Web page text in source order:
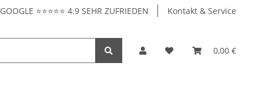
GOOGLE ⭐⭐⭐⭐⭐ 4.9 SEHR ZUFRIEDEN Kontakt & Service
0,00 €